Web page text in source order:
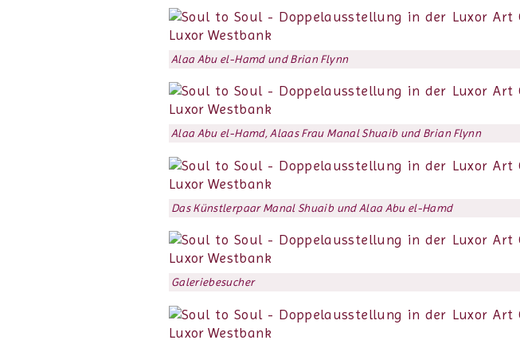
Alaa Abu el-Hamd und Brian Flynn
Alaa Abu el-Hamd, Alaas Frau Manal Shuaib und Brian Flynn
Das Künstlerpaar Manal Shuaib und Alaa Abu el-Hamd
Galeriebesucher